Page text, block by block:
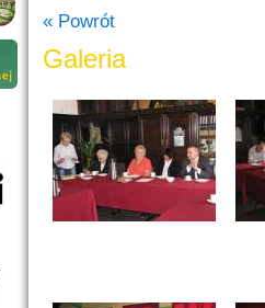
« Powrót
Galeria